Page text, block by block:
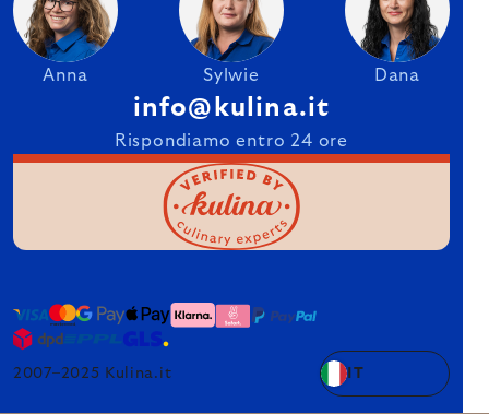
Anna Sylwie Dana
info@kulina.it
Rispondiamo entro 24 ore
2007–2025 Kulina.it IT